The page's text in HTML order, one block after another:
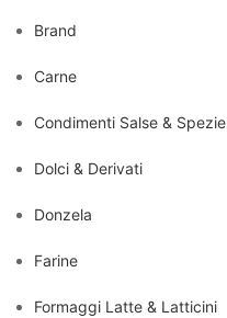
Brand
Carne
Condimenti Salse & Spezie
Dolci & Derivati
Donzela
Farine
Formaggi Latte & Latticini